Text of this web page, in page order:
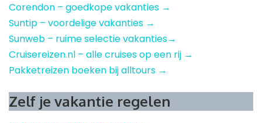
Corendon – goedkope vakanties →
Suntip – voordelige vakanties →
Sunweb – ruime selectie vakanties→
Cruisereizen.nl – alle cruises op een rij →
Pakketreizen boeken bij alltours →
Zelf je vakantie regelen